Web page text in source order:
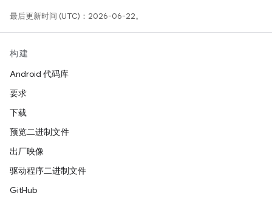
最后更新时间 (UTC)：2026-06-22。
构建
Android 代码库
要求
下载
预览二进制文件
出厂映像
驱动程序二进制文件
GitHub